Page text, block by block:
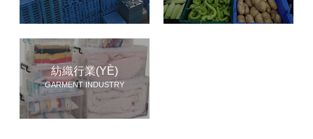
紡織行業(YÈ)
GARMENT INDUSTRY